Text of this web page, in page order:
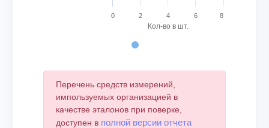
Кол-во в шт.
0 2 4 6 8
Перечень средств измерений,
импользуемых организацией в
качестве эталонов при поверке,
доступен в полной версии отчета